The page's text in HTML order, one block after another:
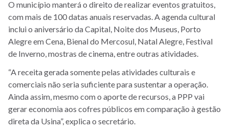
O município manterá o direito de realizar eventos gratuitos,
com mais de 100 datas anuais reservadas. A agenda cultural
inclui o aniversário da Capital, Noite dos Museus, Porto
Alegre em Cena, Bienal do Mercosul, Natal Alegre, Festival
de Inverno, mostras de cinema, entre outras atividades.
“A receita gerada somente pelas atividades culturais e
comerciais não seria suficiente para sustentar a operação.
Ainda assim, mesmo com o aporte de recursos, a PPP vai
gerar economia aos cofres públicos em comparação à gestão
direta da Usina”, explica o secretário.